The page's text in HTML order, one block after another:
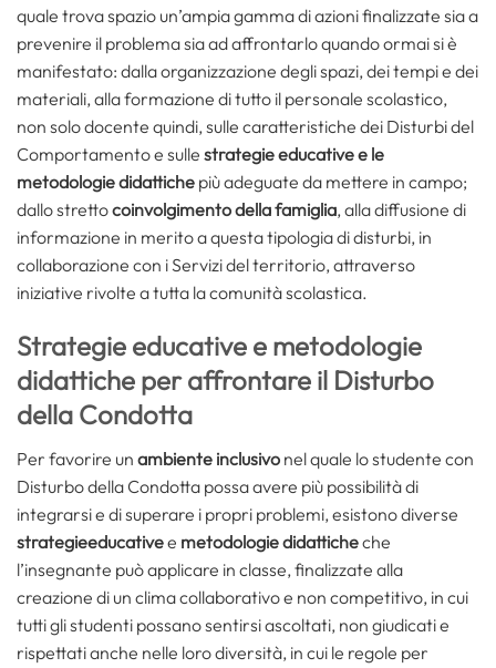
quale trova spazio un’ampia gamma di azioni finalizzate sia a
prevenire il problema sia ad affrontarlo quando ormai si è
manifestato: dalla organizzazione degli spazi, dei tempi e dei
materiali, alla formazione di tutto il personale scolastico,
non solo docente quindi, sulle caratteristiche dei Disturbi del
Comportamento e sulle strategie educative e le
metodologie didattiche più adeguate da mettere in campo;
dallo strettocoinvolgimento della famiglia, alla diffusione di
informazione in merito a questa tipologia di disturbi, in
collaborazione con i Servizi del territorio, attraverso
iniziative rivolte a tutta la comunità scolastica.
Strategie educative e metodologie
didattiche per affrontare il Disturbo
della Condotta
Per favorire un ambiente inclusivo nel quale lo studente con
Disturbo della Condotta possa avere più possibilità di
integrarsi e di superare i propri problemi, esistono diverse
strategieeducativee metodologie didatticheche
l’insegnante può applicare in classe, finalizzate alla
creazione di un clima collaborativo e non competitivo, in cui
tutti gli studenti possano sentirsi ascoltati, non giudicati e
rispettati anche nelle loro diversità, in cui le regole per